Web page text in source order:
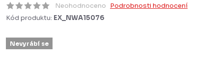
Neohodnoceno Podrobnosti hodnocení
Kód produktu: EX_NWA15076
Nevyrábí se